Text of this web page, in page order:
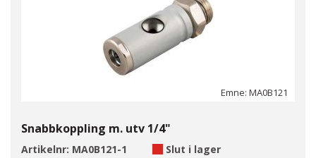
Emne: MA0B121
Snabbkoppling m. utv 1/4"
Artikelnr: MA0B121-1
Slut i lager